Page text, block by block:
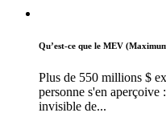
Qu’est-ce que le MEV
Plus de 550 millions $
personne s'en
invisible de...